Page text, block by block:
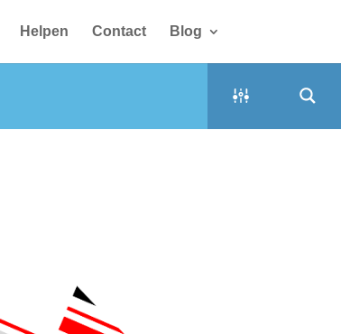
Helpen Contact Blog